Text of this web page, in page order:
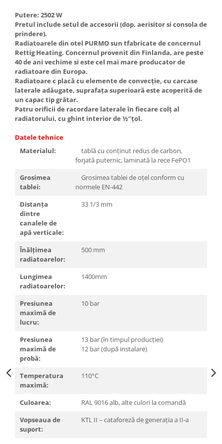
Calorifere decorative
Boilere si Puffere
Boilere
Boilere electrice
Boilere termoelectrice
Accesorii Boilere Tesy
Puffere/Stocatoare de caldura
Puffer fara serpentina
Puffer 1 serpentina
Puffer 2 serpentine
Puffer cu serpentina pentru A.C.M.
Puffer pentru pompe de caldura
Aer conditionat
Dezumidificatoare
Aparate de Aer conditionat 9000
Aparate de Aer conditionat 27000
Panouri solare
Panouri solare presurizate si
Accesorii Panouri solare
instalaţiile termice solare
Vase de expansiune
Incazire in Pardoseala
Putere: 2502 W
Pretul include setul de accesorii (dop, aerisitor si consola de
prindere).
Radiatoarele din otel PURMO sun tfabricate de concernul
Rettig Heating. Concernul provenit din Finlanda, are peste
40 de ani vechime si este cel mai mare producator de
radiatoare din Europa.
Radiatoare c placă cu elemente de convecţie, cu carcase
laterale adăugate, suprafaţa superioară este acoperită de
un capac tip grătar.
Patru orificii de racordare laterale în fiecare colţ al
radiatorului, cu ghint interior de ½″ţol.
Datele tehnice
Materialul:
tablă cu conţinut redus de carbon,
forjată puternic, laminată la rece FePO1
Grosimea
tablei:
Grosimea tablei de oţel conform cu
normele EN-442
Distanţa
dintre
canalele de
apă verticale:
33 1/3 mm
Înălţimea
radiatoarelor:
500 mm
Lungimea
radiatoarelor:
1400mm
Presiunea
maximă de
lucru:
10 bar
Presiunea
maximă de
probă:
13 bar (în timpul producţiei)
12 bar (după instalare)
Temperatura
maximă:
110°C
Culoarea:
RAL 9016 alb, alte culori la comandă
Vopseaua de
suport:
KTL II – cataforeză de generaţia a II-a